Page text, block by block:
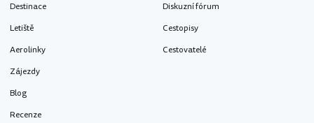
Destinace
Letiště
Aerolinky
Zájezdy
Blog
Recenze
Diskuzní fórum
Cestopisy
Cestovatelé